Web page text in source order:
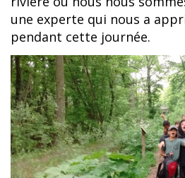
une experte qui nous a
pendant cette journée.